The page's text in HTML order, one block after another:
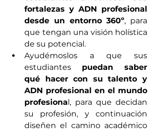
fortalezas y ADN profesional
desde un entorno 360º, para
que tengan una visión holística
de su potencial.
Ayudémoslos a que sus
estudiantes puedan saber
qué hacer con su talento y
ADN profesional en el mundo
profesiona l, para que decidan
su profesión, y continuación
diseñen el camino académico